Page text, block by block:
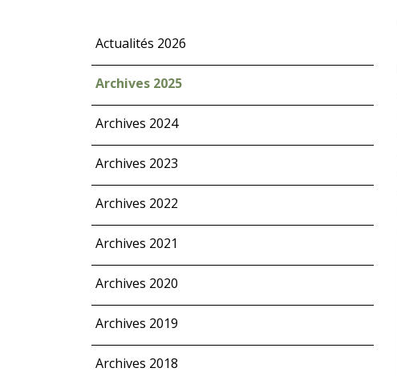
Actualités 2026
Archives 2025
Archives 2024
Archives 2023
Archives 2022
Archives 2021
Archives 2020
Archives 2019
Archives 2018